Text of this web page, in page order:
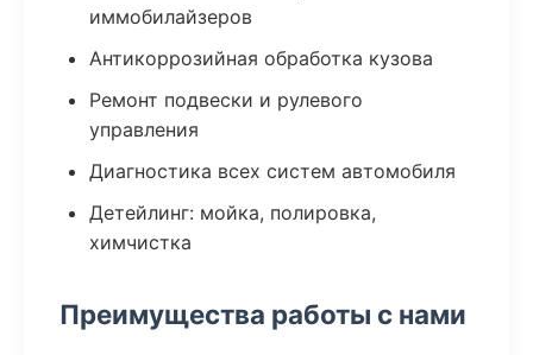
иммобилайзеров
Антикоррозийная обработка кузова
Ремонт подвески и рулевого
управления
Диагностика всех систем автомобиля
Детейлинг: мойка, полировка,
химчистка
Преимущества работы с нами